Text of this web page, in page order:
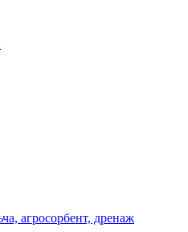
агросорбент, дренаж